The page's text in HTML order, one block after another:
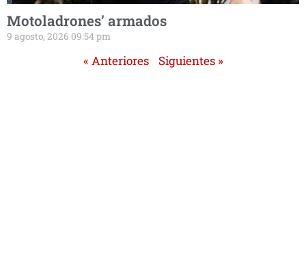
Motoladrones’ armados
9 agosto, 2026 09:54 pm
« Anteriores Siguientes »